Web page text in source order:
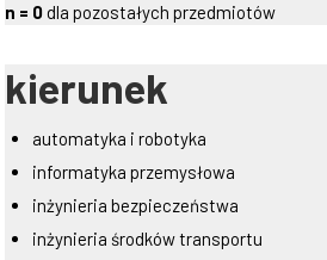
n = 0dla pozostałych przedmiotów
kierunek
automatyka i robotyka
informatyka przemysłowa
inżynieria bezpieczeństwa
inżynieria środków transportu